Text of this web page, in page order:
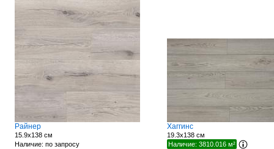
Райнер
15.9x138 см
Наличие: по запросу
Хаггинс
19.3x138 см
Наличие: 3810.016 м²